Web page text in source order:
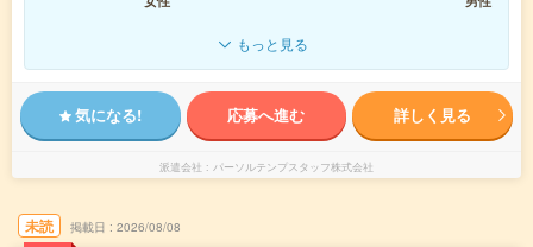
もっと見る
気になる! 応募へ進む 詳しく見る
派遣会社 パーソルテンプスタッフ株式会社
未読 掲載日 2026/08/08